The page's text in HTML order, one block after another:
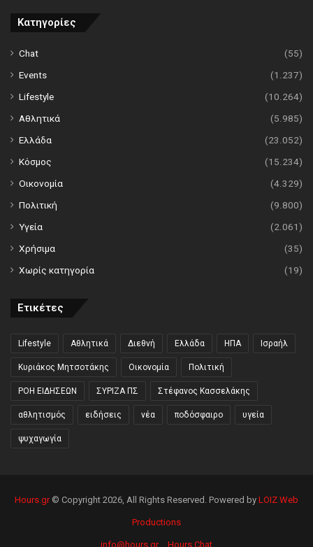
Κατηγορίες
Chat
(55)
Events
(1.237)
Lifestyle
(10.264)
Αθλητικά
(5.985)
Ελλάδα
(23.052)
Κόσμος
(15.234)
Οικονομία
(4.329)
Πολιτική
(9.800)
Υγεία
(2.061)
Χρήσιμα
(35)
Χωρίς κατηγορία
(19)
Ετικέτες
Lifestyle Αθλητικά Διεθνή Ελλάδα ΗΠΑ Ισραήλ
Κυριάκος Μητσοτάκης Οικονομία Πολιτική
ΡΟΗ ΕΙΔΗΣΕΩΝ ΣΥΡΙΖΑ ΠΣ Στέφανος Κασσελάκης
αθλητισμός ειδήσεις νέα ποδόσφαιρο υγεία
ψυχαγωγία
Hours.gr© Copyright 2026, All Rights Reserved. Powered by LOIZ Web
Productions
info@hours.gr Hours Chat